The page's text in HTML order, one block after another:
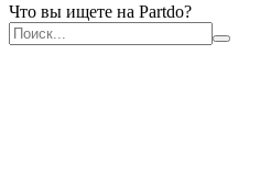
Что вы ищете на Partdo?